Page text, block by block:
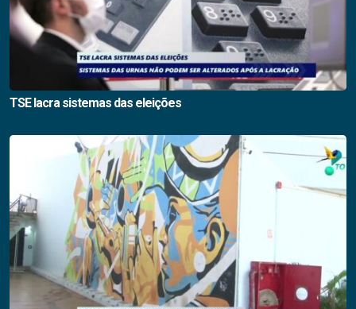
TSE lacra sistemas das eleições